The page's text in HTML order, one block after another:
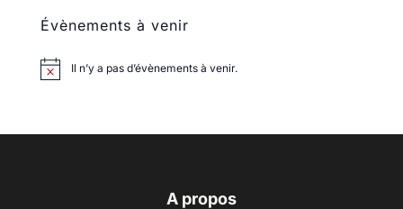
Évènements à venir
Il n’y a pas d’évènements à venir.
A propos